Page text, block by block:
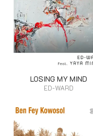
LOSING MY MIND
ED-WARD